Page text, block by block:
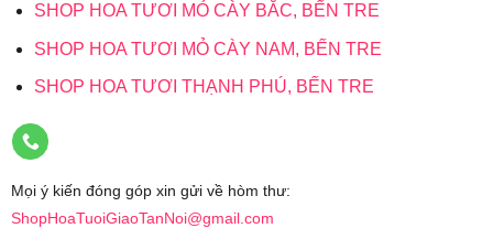
SHOP HOA TƯƠI MỎ CÀY BẮC, BẾN TRE
SHOP HOA TƯƠI MỎ CÀY NAM, BẾN TRE
SHOP HOA TƯƠI THẠNH PHÚ, BẾN TRE
Mọi ý kiến đóng góp xin gửi về hòm thư:
ShopHoaTuoiGiaoTanNoi@gmail.com